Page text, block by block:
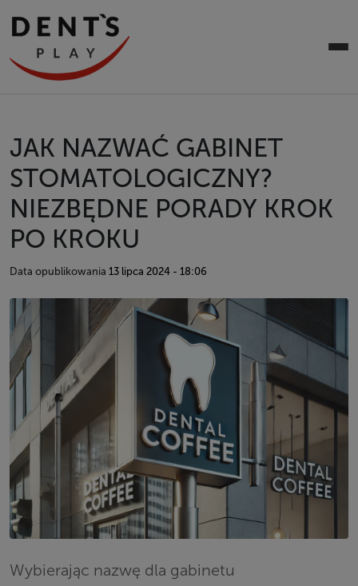
JAK NAZWAĆ GABINET
STOMATOLOGICZNY?
NIEZBĘDNE PORADY KROK
PO KROKU
Data opublikowania 13 lipca 2024 - 18:06
Wybierając nazwę dla gabinetu